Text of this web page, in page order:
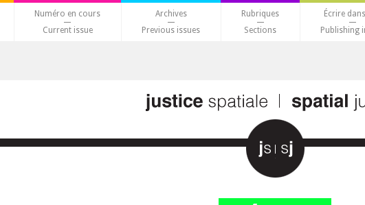
Numéro en cours
Current issue
Archives
Previous issues
Rubriques
Sections
Écrire dans
Publishing in